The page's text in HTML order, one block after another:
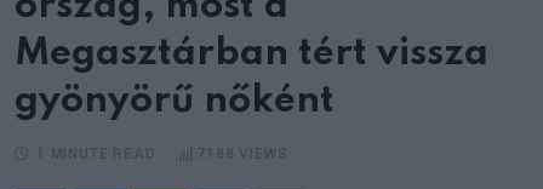
Megasztárban tért vissza
gyönyörű nőként